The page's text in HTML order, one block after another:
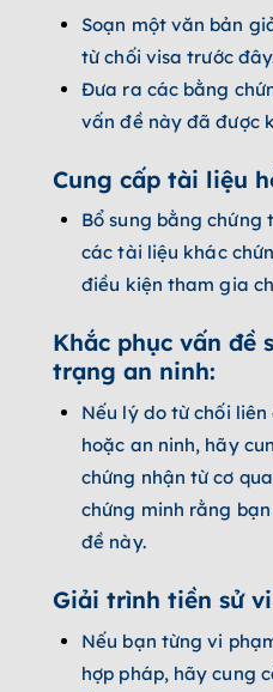
Soạn một văn bản
từ chối visa trước
Đưa ra các bằng
vấn đề này đã được
Cung cấp tài liệu
Bổ sung bằng chứng
các tài liệu khác
điều kiện tham gia
Khắc phục vấn đề
trạng an ninh:
Nếu lý do từ chối
hoặc an ninh, hãy
chứng nhận từ cơ
chứng minh rằng
đề này.
Giải trình tiền sử
Nếu bạn từng vi
hợp pháp, hãy cung